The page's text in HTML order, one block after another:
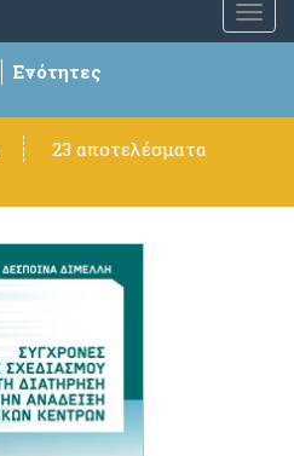
Ενότητες
23 αποτελέσματα